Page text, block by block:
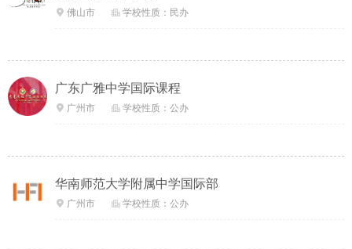
 佛山市  学校性质：民办
广东广雅中学国际课程
 广州市  学校性质：公办
华南师范大学附属中学国际部
 广州市  学校性质：公办